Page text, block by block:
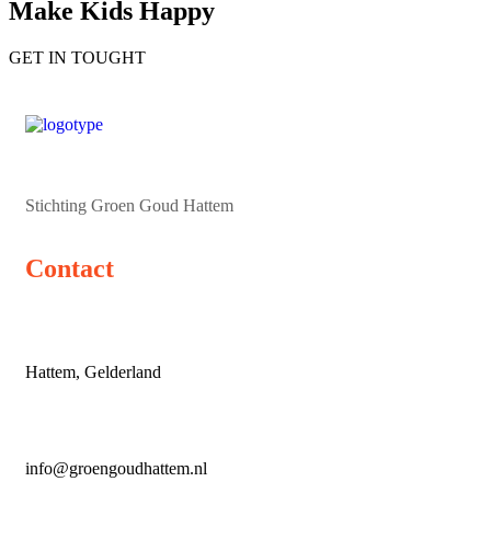
Make Kids Happy
GET IN TOUGHT
Stichting Groen Goud Hattem
Contact
Hattem, Gelderland
info@groengoudhattem.nl